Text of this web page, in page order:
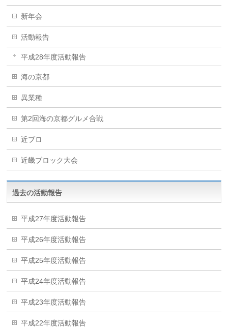
新年会
活動報告
平成28年度活動報告
海の京都
異業種
第2回海の京都グルメ合戦
近ブロ
近畿ブロック大会
過去の活動報告
平成27年度活動報告
平成26年度活動報告
平成25年度活動報告
平成24年度活動報告
平成23年度活動報告
平成22年度活動報告